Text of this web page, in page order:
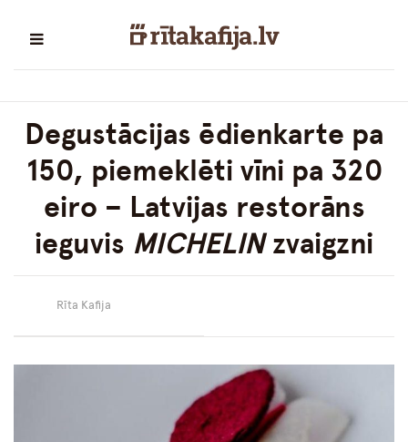
Degustācijas ēdienkarte pa
150, piemeklēti vīni pa 320
eiro – Latvijas restorāns
ieguvis MICHELINzvaigzni
Rīta Kafija